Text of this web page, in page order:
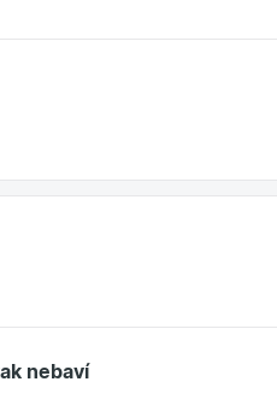
sa nudnej rutiny áno
alebo organizovaní
nebaví